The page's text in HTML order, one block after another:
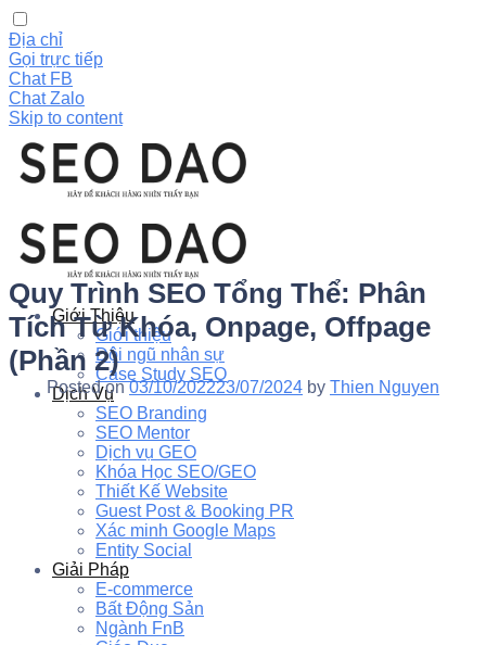
Địa chỉ
Gọi trực tiếp
Chat FB
Chat Zalo
Skip to content
Giới Thiệu
Giới thiệu
Đội ngũ nhân sự
Case Study SEO
Dịch Vụ
SEO Branding
SEO Mentor
Dịch vụ GEO
Khóa Học SEO/GEO
Thiết Kế Website
Guest Post & Booking PR
Xác minh Google Maps
Entity Social
Giải Pháp
E-commerce
Bất Động Sản
Ngành FnB
Quy Trình SEO Tổng Thể: Phân
Tích Từ Khóa, Onpage, Offpage
(Phần 2)
Posted on03/10/202223/07/2024 by Thien Nguyen